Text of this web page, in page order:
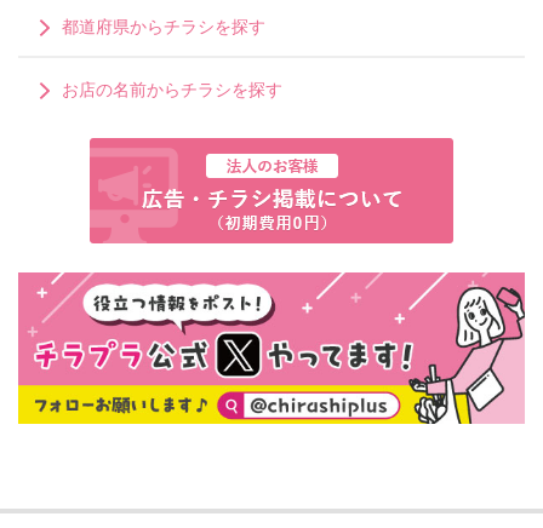
都道府県からチラシを探す
お店の名前からチラシを探す